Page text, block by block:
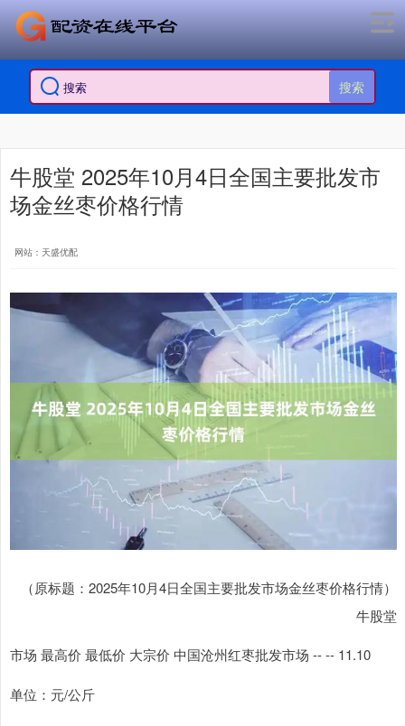
搜索
牛股堂 2025年10月4日全国主要批发市
场金丝枣价格行情
网站：天盛优配
（原标题：2025年10月4日全国主要批发市场金丝枣价格行情）
牛股堂
市场 最高价 最低价 大宗价 中国沧州红枣批发市场 -- -- 11.10
单位：元/公斤